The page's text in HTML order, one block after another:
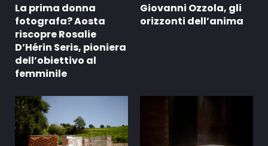
La prima donna
fotografa? Aosta
riscopre Rosalie
D’Hérin Seris, pioniera
dell’obiettivo al
femminile
Giovanni Ozzola, gli
orizzonti dell’anima